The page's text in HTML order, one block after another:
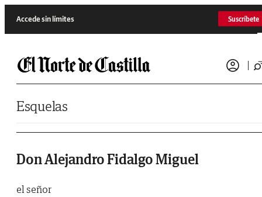
Accede sin límites Suscríbete
Esquelas
Don Alejandro Fidalgo Miguel
el señor